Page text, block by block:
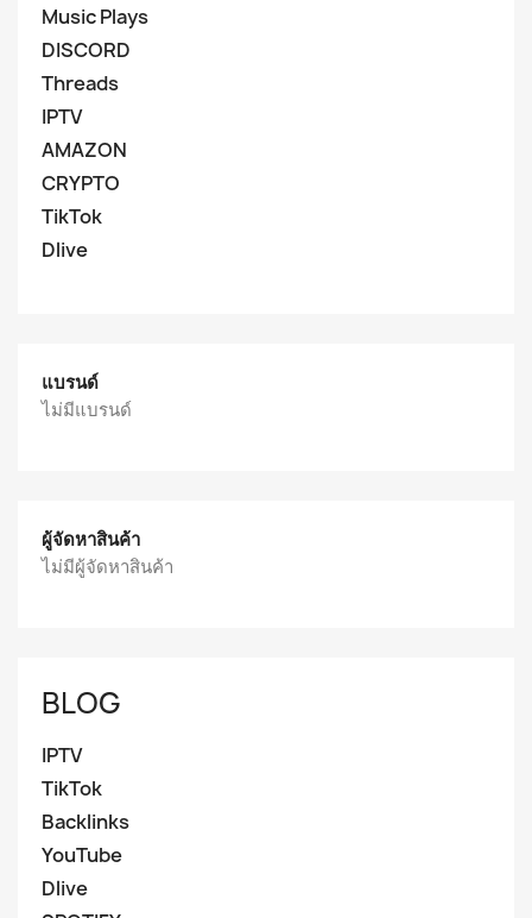
Music Plays
DISCORD
Threads
IPTV
AMAZON
CRYPTO
TikTok
Dlive
แบรนด์
ไม่มีแบรนด์
ผู้จัดหาสินค้า
ไม่มีผู้จัดหาสินค้า
BLOG
IPTV
TikTok
Backlinks
YouTube
Dlive